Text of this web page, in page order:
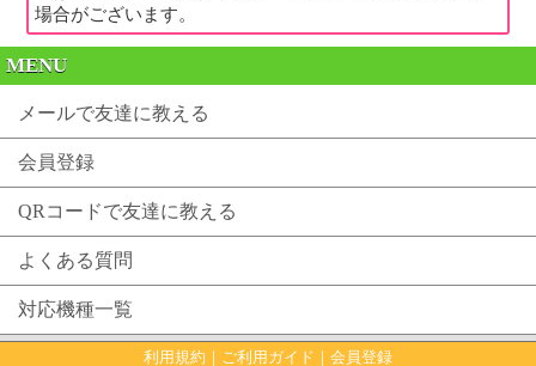
場合がございます。
MENU
メールで友達に教える
会員登録
QRコードで友達に教える
よくある質問
対応機種一覧
利用規約 ｜ ご利用ガイド ｜ 会員登録